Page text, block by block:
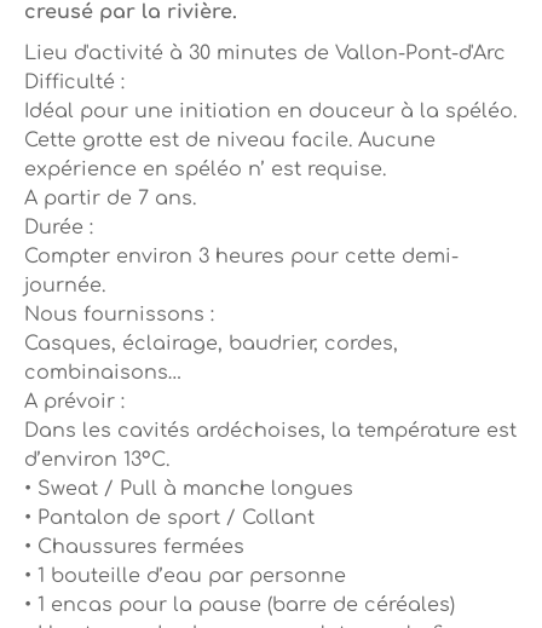
creusé par la rivière.
Lieu d'activité à 30 minutes de Vallon-Pont-d'Arc
Difficulté :
Idéal pour une initiation en douceur à la spéléo.
Cette grotte est de niveau facile. Aucune
expérience en spéléo n’ est requise.
A partir de 7 ans.
Durée :
Compter environ 3 heures pour cette demi-
journée.
Nous fournissons :
Casques, éclairage, baudrier, cordes,
combinaisons…
A prévoir :
Dans les cavités ardéchoises, la température est
d’environ 13°C.
• Sweat / Pull à manche longues
• Pantalon de sport / Collant
• Chaussures fermées
• 1 bouteille d’eau par personne
• 1 encas pour la pause (barre de céréales)